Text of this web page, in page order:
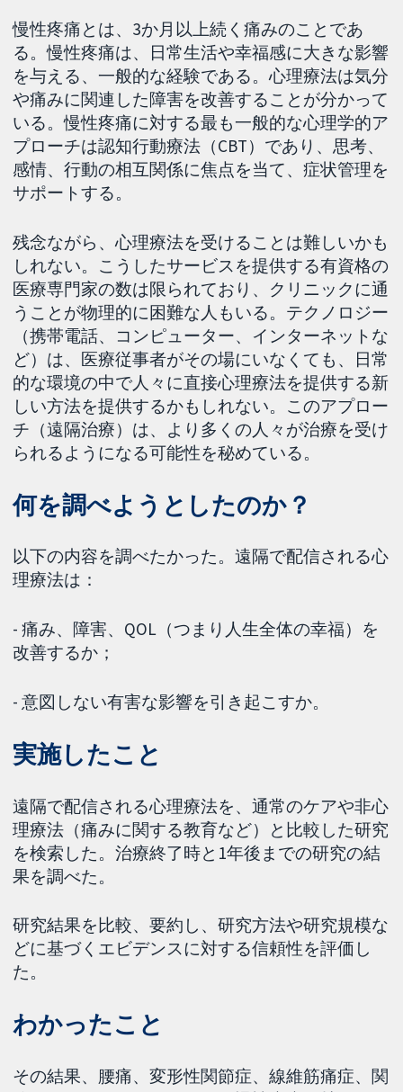
慢性疼痛とは、3か月以上続く痛みのことであ
る。慢性疼痛は、日常生活や幸福感に大きな影響
を与える、一般的な経験である。心理療法は気分
や痛みに関連した障害を改善することが分かって
いる。慢性疼痛に対する最も一般的な心理学的ア
プローチは認知行動療法（CBT）であり、思考、
感情、行動の相互関係に焦点を当て、症状管理を
サポートする。
残念ながら、心理療法を受けることは難しいかも
しれない。こうしたサービスを提供する有資格の
医療専門家の数は限られており、クリニックに通
うことが物理的に困難な人もいる。テクノロジー
（携帯電話、コンピューター、インターネットな
ど）は、医療従事者がその場にいなくても、日常
的な環境の中で人々に直接心理療法を提供する新
しい方法を提供するかもしれない。このアプロー
チ（遠隔治療）は、より多くの人々が治療を受け
られるようになる可能性を秘めている。
何を調べようとしたのか？
以下の内容を調べたかった。遠隔で配信される心
理療法は：
- 痛み、障害、QOL（つまり人生全体の幸福）を
改善するか；
- 意図しない有害な影響を引き起こすか。
実施したこと
遠隔で配信される心理療法を、通常のケアや非心
理療法（痛みに関する教育など）と比較した研究
を検索した。治療終了時と1年後までの研究の結
果を調べた。
研究結果を比較、要約し、研究方法や研究規模な
どに基づくエビデンスに対する信頼性を評価し
た。
わかったこと
その結果、腰痛、変形性関節症、線維筋痛症、関